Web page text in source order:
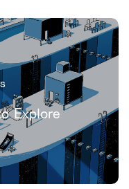
Explore